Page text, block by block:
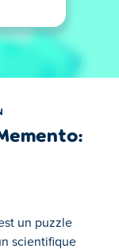
un puzzle
scientifique